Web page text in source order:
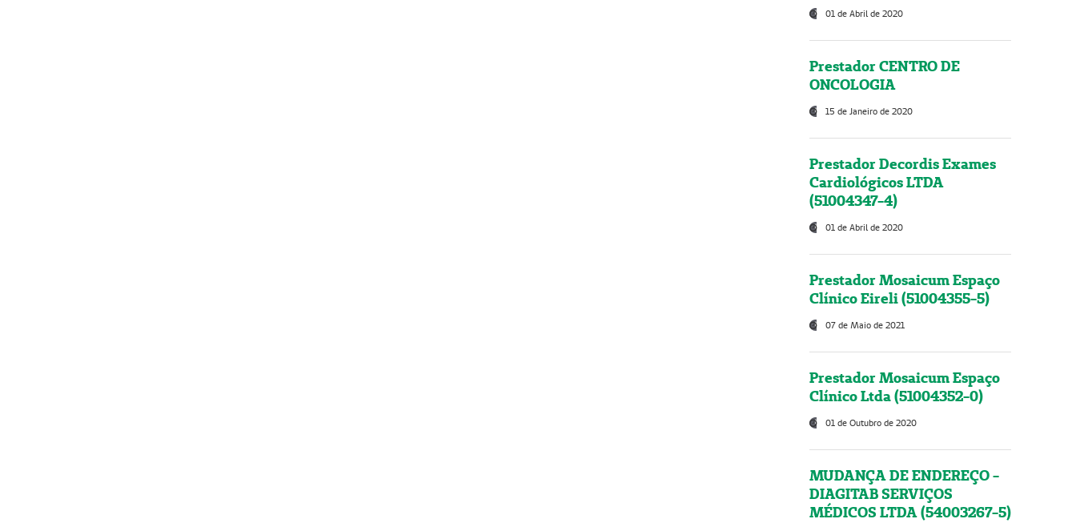
01 de Abril de 2020
Prestador CENTRO DE
ONCOLOGIA
15 de Janeiro de 2020
Prestador Decordis Exames
Cardiológicos LTDA
(51004347-4)
01 de Abril de 2020
Prestador Mosaicum Espaço
Clínico Eireli (51004355-5)
07 de Maio de 2021
Prestador Mosaicum Espaço
Clínico Ltda (51004352-0)
01 de Outubro de 2020
MUDANÇA DE ENDEREÇO -
DIAGITAB SERVIÇOS
MÉDICOS LTDA (54003267-5)